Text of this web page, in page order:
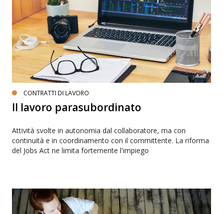
CONTRATTI DI LAVORO
Il lavoro parasubordinato
Attività svolte in autonomia dal collaboratore, ma con
continuità e in coordinamento con il committente. La riforma
del Jobs Act ne limita fortemente l'impiego